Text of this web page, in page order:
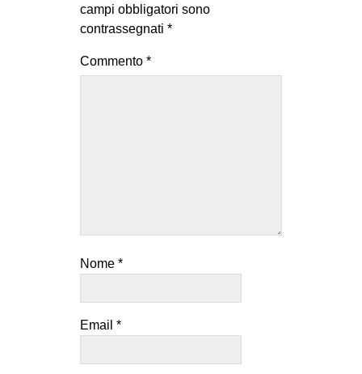
campi obbligatori sono
contrassegnati *
Commento *
Nome *
Email *